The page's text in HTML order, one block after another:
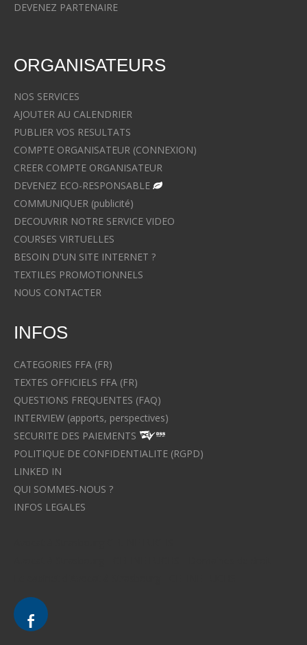
DEVENEZ PARTENAIRE
ORGANISATEURS
NOS SERVICES
AJOUTER AU CALENDRIER
PUBLIER VOS RESULTATS
COMPTE ORGANISATEUR (CONNEXION)
CREER COMPTE ORGANISATEUR
DEVENEZ ECO-RESPONSABLE
COMMUNIQUER (publicité)
DECOUVRIR NOTRE SERVICE VIDEO
COURSES VIRTUELLES
BESOIN D'UN SITE INTERNET ?
TEXTILES PROMOTIONNELS
NOUS CONTACTER
INFOS
CATEGORIES FFA (FR)
TEXTES OFFICIELS FFA (FR)
QUESTIONS FREQUENTES (FAQ)
INTERVIEW (apports, perspectives)
SECURITE DES PAIEMENTS
POLITIQUE DE CONFIDENTIALITE (RGPD)
LINKED IN
QUI SOMMES-NOUS ?
INFOS LEGALES